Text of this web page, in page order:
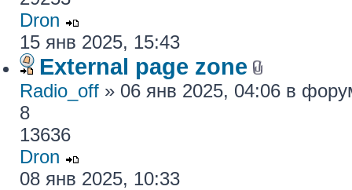
Dron
15 янв 2025, 15:43
External page zone
Radio_off » 06 янв 2025, 04:06 в
8
13636
Dron
08 янв 2025, 10:33